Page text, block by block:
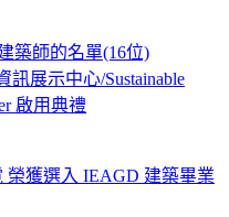
築師的名單(16位)
展示中心/Sustainable
啟用典禮
榮獲選入 IEAGD 建築畢業